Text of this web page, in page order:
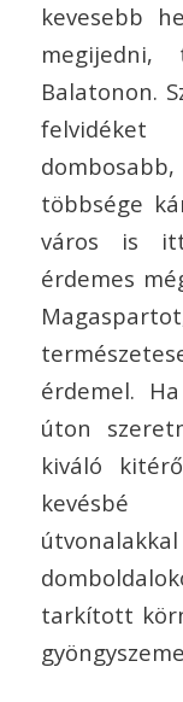
kevesebb
Balatonon.
többsége
város is itt
érdemes
érdemel.
úton
kiváló
kevésbé
tarkított